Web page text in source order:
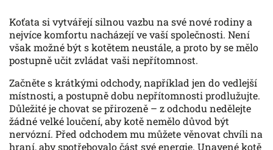
Koťata si vytvářejí silnou vazbu na své nové rodiny a
nejvíce komfortu nacházejí ve vaší společnosti. Není
však možné být s kotětem neustále, a proto by se mělo
postupně učit zvládat vaši nepřítomnost.
Začněte s krátkými odchody, například jen do vedlejší
místnosti, a postupně dobu nepřítomnosti prodlužujte.
Důležité je chovat se přirozeně – z odchodu nedělejte
žádné velké loučení, aby kotě nemělo důvod být
nervózní. Před odchodem mu můžete věnovat chvíli na
hraní, aby spotřebovalo část své energie. Unavené kotě